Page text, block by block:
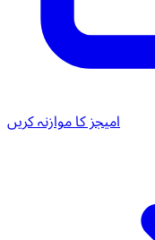
امیجز کا موازنہ کریں